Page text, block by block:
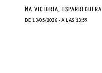
MA VICTORIA, ESPARREGUERA
DE 13/05/2026 - A LAS 13:59